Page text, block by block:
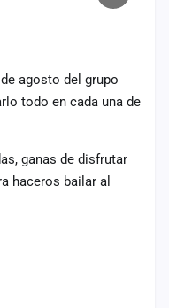
agosto del grupo
todo en cada una de
ganas de disfrutar
haceros bailar al